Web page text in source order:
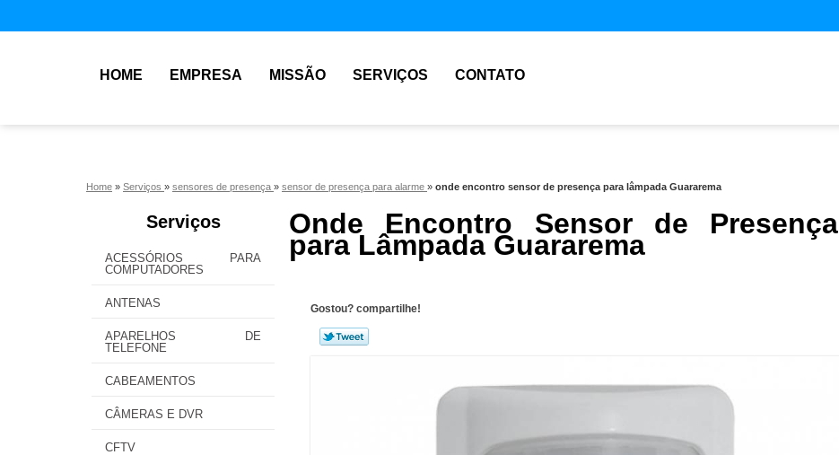
HOME EMPRESA MISSÃO SERVIÇOS CONTATO
Home » Serviços » sensores de presença » sensor de presença para alarme » onde encontro sensor de presença para lâmpada Guararema
Serviços
ACESSÓRIOS PARA
COMPUTADORES
ANTENAS
APARELHOS DE
TELEFONE
CABEAMENTOS
CÂMERAS E DVR
CFTV
Onde Encontro Sensor de Presença
para Lâmpada Guararema
Gostou? compartilhe!